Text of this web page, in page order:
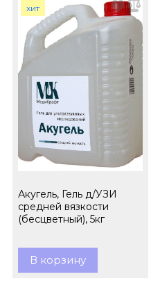
хит
Акугель, Гель д/УЗИ
средней вязкости
(бесцветный), 5кг
В корзину